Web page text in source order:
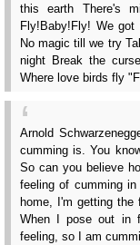
this earth There's
Fly!Baby!Fly! We
No magic till we try
night Break the
Where love birds fly
Arnold
cumming is. You
So can you believe
feeling of cumming
home, I'm getting the
When I pose out in
feeling, so I am